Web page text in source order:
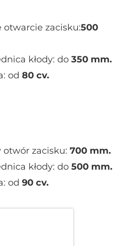
otwarcie zacisku:500
kłody: do 350 mm.
od 80 cv.
otwór zacisku: 700 mm.
kłody: do 500 mm.
od 90 cv.